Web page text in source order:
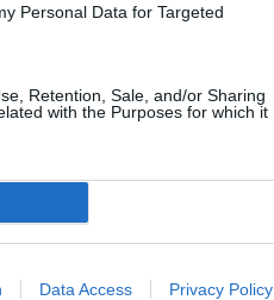
Personal Data for Targeted
Retention, Sale, and/or Sharing
with the Purposes for which it
Data Access Privacy Policy